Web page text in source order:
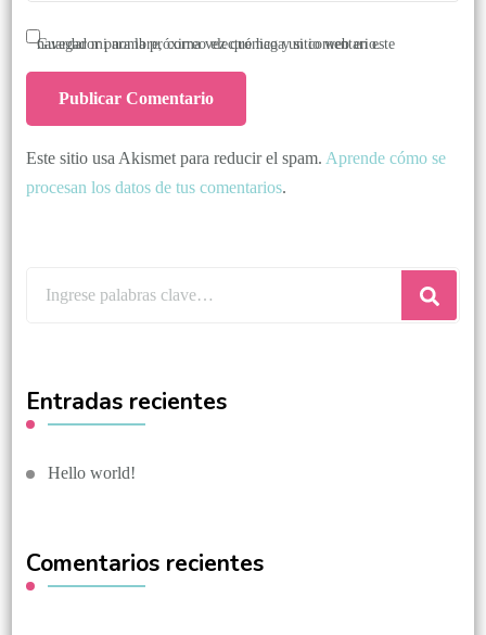
Guardar mi nombre, correo electrónico y sitio web en este navegador para la próxima vez que haga un comentario.
Este sitio usa Akismet para reducir el spam. Aprende cómo se
procesan los datos de tus comentarios.
Entradas recientes
Hello world!
Comentarios recientes